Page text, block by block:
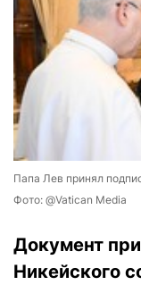
Папа Лев принял
Фото: @Vatican Media
Документ
Никейского